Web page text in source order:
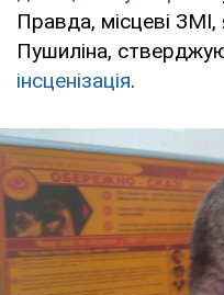
Правда, місцеві ЗМІ,
Пушиліна,
інсценізація.